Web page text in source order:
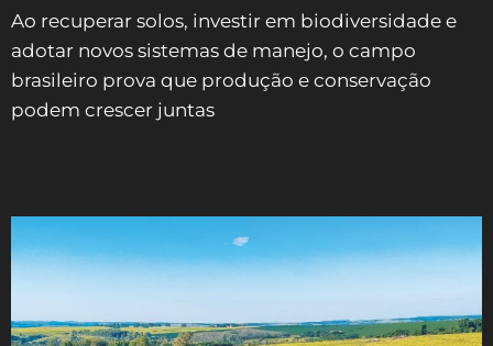
Ao recuperar solos, investir em biodiversidade e
adotar novos sistemas de manejo, o campo
brasileiro prova que produção e conservação
podem crescer juntas